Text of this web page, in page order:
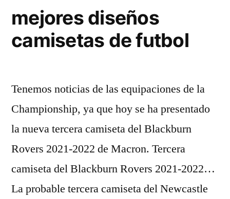
mejores diseños
camisetas de futbol
Tenemos noticias de las equipaciones de la
Championship, ya que hoy se ha presentado
la nueva tercera camiseta del Blackburn
Rovers 2021-2022 de Macron. Tercera
camiseta del Blackburn Rovers 2021-2022…
La probable tercera camiseta del Newcastle